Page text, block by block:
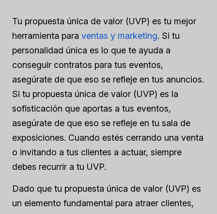
Tu propuesta única de valor (UVP) es tu mejor
herramienta para ventas y marketing. Si tu
personalidad única es lo que te ayuda a
conseguir contratos para tus eventos,
asegúrate de que eso se refleje en tus anuncios.
Si tu propuesta única de valor (UVP) es la
sofisticación que aportas a tus eventos,
asegúrate de que eso se refleje en tu sala de
exposiciones. Cuando estés cerrando una venta
o invitando a tus clientes a actuar, siempre
debes recurrir a tu UVP.
Dado que tu propuesta única de valor (UVP) es
un elemento fundamental para atraer clientes,